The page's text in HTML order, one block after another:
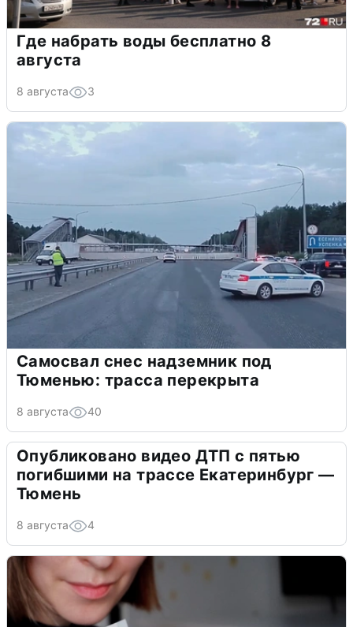
Где набрать воды бесплатно 8
августа
8 августа 3
Самосвал снес надземник под
Тюменью: трасса перекрыта
8 августа 40
Опубликовано видео ДТП с пятью
погибшими на трассе Екатеринбург —
Тюмень
8 августа 4